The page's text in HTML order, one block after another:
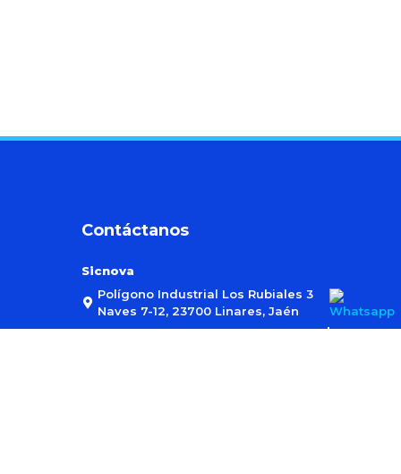
Contáctanos
Sicnova
Polígono Industrial Los Rubiales 3
Naves 7-12, 23700 Linares, Jaén